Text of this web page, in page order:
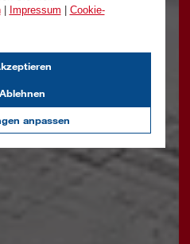
| Impressum
Cookie-
anpassen